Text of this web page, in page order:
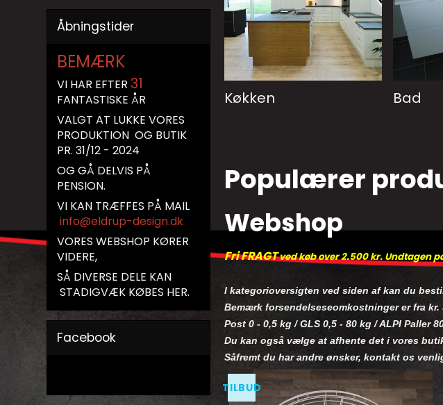
Åbningstider
BEMÆRK
VI HAR EFTER31
FANTASTISKE ÅR
VALGT AT LUKKE VORES
PRODUKTION OG BUTIK
PR. 31/12 - 2024
OG GÅ DELVIS PÅ
PENSION.
VI KAN TRÆFFES PÅ MAIL
info@eldrup-design.dk
VORES WEBSHOP KØRER
VIDERE,
SÅ DIVERSE DELE KAN
STADIGVÆK KØBES HER.
Facebook
Køkken Bad
Populærer
Webshop
Fri FRAGTved køb over 2.500 kr. Undtagen
I kategorioversigten ved siden af kan du
Bemærk forsendelseseomkostninger er fra kr.
Post 0 - 0,5 kg / GLS 0,5 - 80 kg / ALPI Paller
Du kan også vælge at afhente det i vores
Såfremt du har andre ønsker, kontakt os
TILBUD